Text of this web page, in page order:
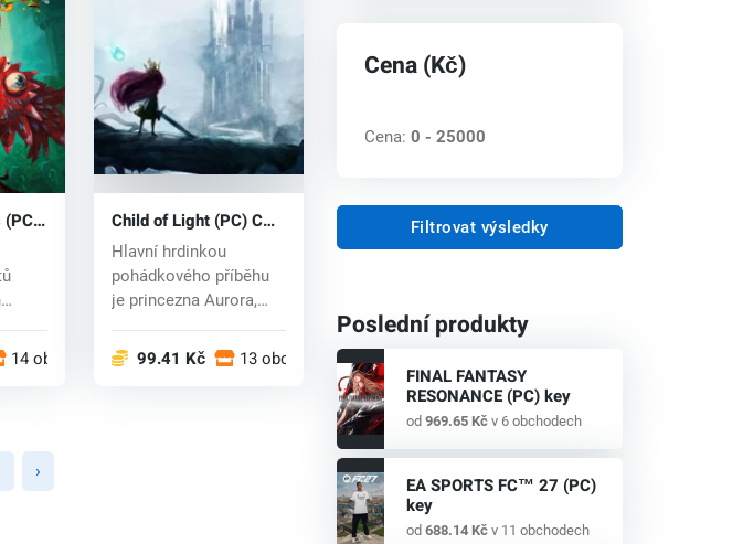
(PC)
14 obchodech
Child of Light (PC) CD
key
Hlavní hrdinkou
pohádkového příběhu
je princezna Aurora,
99.41 Kč 13 obchodech
›
Cena (Kč)
Cena:0 - 25000
Filtrovat výsledky
Poslední produkty
FINAL FANTASY
RESONANCE (PC) key
od 969.65 Kčv 6 obchodech
EA SPORTS FC™ 27 (PC)
key
od 688.14 Kčv 11 obchodech